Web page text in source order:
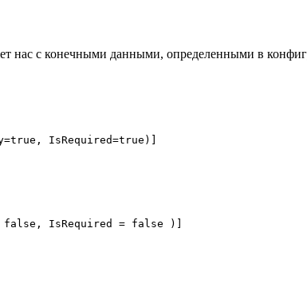
нас с конечными данными, определенными в
IsRequired=true)]
IsRequired = false )]